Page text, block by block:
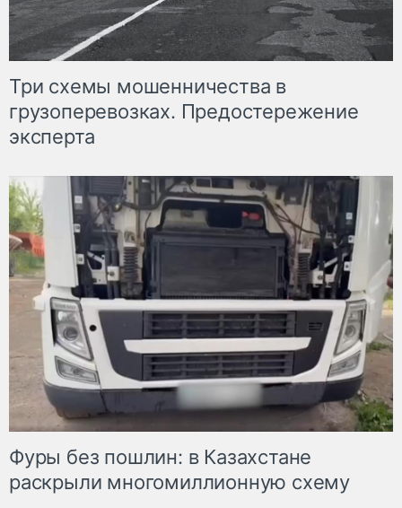
Три схемы мошенничества в
грузоперевозках. Предостережение
эксперта
Фуры без пошлин: в Казахстане
раскрыли многомиллионную схему